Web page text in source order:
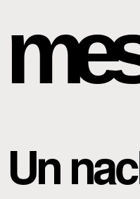
Un